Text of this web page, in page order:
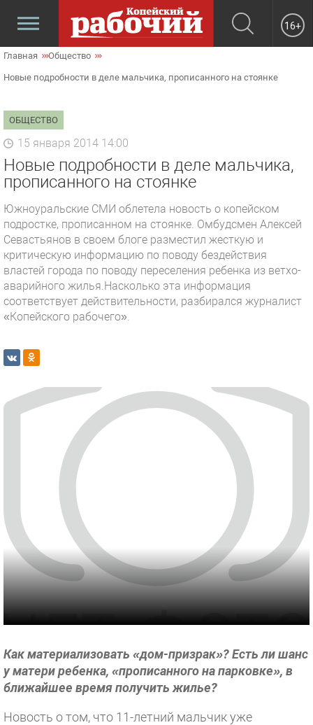
16+
Главная Общество
Новые подробности в деле мальчика, прописанного на стоянке
ОБЩЕСТВО
15 января 2014 14:00
Новые подробности в деле мальчика,
прописанного на стоянке
Южноуральские СМИ облетела новость о копейском
подростке, прописанном на стоянке. Омбудсмен Алексей
Севастьянов в своем блоге разместил жесткую и
критическую информацию по поводу бездействия
властей города по поводу переселения ребенка из ветхо-
аварийного жилья.Насколько эта информация
соответствует действительности, разбирался журналист
«Копейского рабочего».
Как материализовать «дом-призрак»?Есть ли шанс
у матери ребенка, «прописанного на парковке», в
ближайшее время получить жилье?
Новость о том, что 11-летний мальчик уже